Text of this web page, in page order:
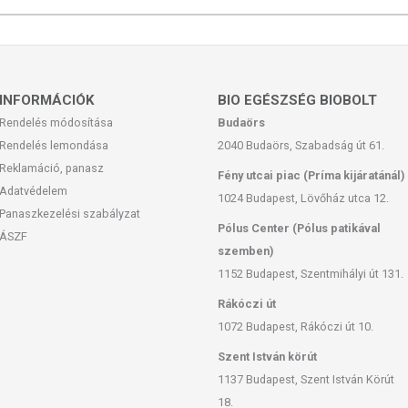
kapszulát este szedjük be vacsora után vagy lefekvés előtt, a
feltüntetett időpontot.
frissítjük, törekszünk arra, hogy naprakészek legyenek.
ennek ellenére a webshopon szereplő adatok (beleértve a
adódóan. A friss, aktuális információkat a termékek
INFORMÁCIÓK
Rendelés módosítása
Rendelés lemondása
Reklamáció, panasz
Adatvédelem
Panaszkezelési szabályzat
ÁSZF
BIO EGÉSZSÉG BIOBOLT
Budaörs
2040 Budaörs, Szabadság út 61.
Fény utcai piac (Príma kijáratánál)
1024 Budapest, Lövőház utca 12.
Pólus Center (Pólus patikával
szemben)
1152 Budapest, Szentmihályi út 131.
Rákóczi út
1072 Budapest, Rákóczi út 10.
Szent István körút
1137 Budapest, Szent István Körút
18.